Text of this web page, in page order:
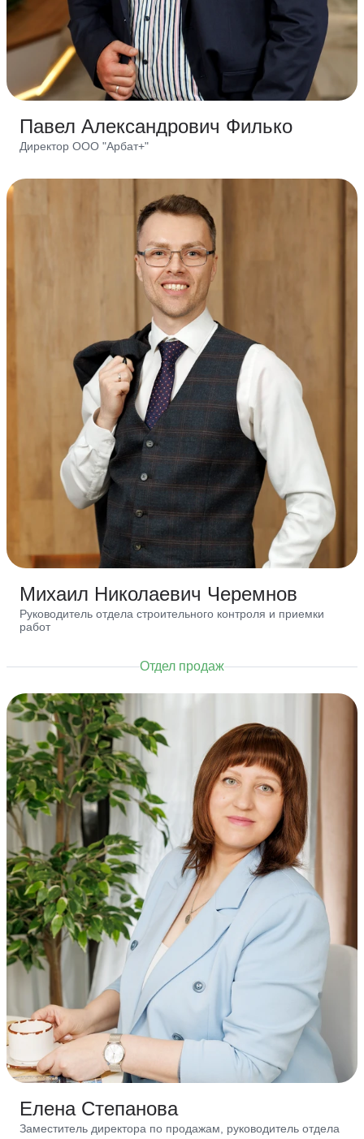
Павел Александрович Филько
Директор ООО "Арбат+"
Михаил Николаевич Черемнов
Руководитель отдела строительного контроля и приемки
работ
Отдел продаж
Елена Степанова
Заместитель директора по продажам, руководитель отдела